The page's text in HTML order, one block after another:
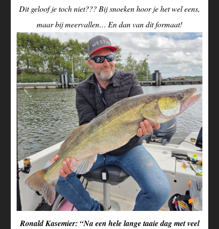
Dit geloof je toch niet??? Bij snoeken hoor je het wel eens,
maar bij meervallen… En dan van dit formaat!
Ronald Kasemier: “Na een hele lange taaie dag met veel